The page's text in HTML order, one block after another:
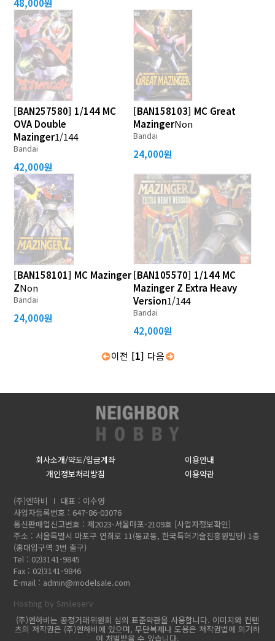
48,000원
[BAN257580] 1/144 MC
OVA Double
Mazinger1/144
Bandai
42,000원
[BAN158103] MC Great
MazingerNon
Bandai
24,000원
[BAN158101] MC Mazinger
ZNon
Bandai
24,000원
[BAN105570] 1/144 MC
Mazinger Z Extra Heavy
Version1/144
Bandai
42,000원
이전 [1] 다음
회사소개/약도/입금계좌
이용안내
개인정보처리방침
이용약관
(주)엔하비
대표 : 이수영
사업자등록번호 : 647-86-03076
통신판매업신고번호 : 제2023-서울마포-2109호 [사업자정보확인]
주소 : 서울특별시 마포구 연희로 11(동교동, 한국특허기술진흥원빌딩) 1층
(홍대입구역 3번 출구)
Tel : 02)3141-9845
Fax : 02)3141-9846
E-mail : admin@modelsale.com
Hosting by Smileserv
(주)엔하비는 공정거래위원회 심의 표준약관을 사용합니다. 이미지와 컨텐
츠의 저작권은 (주)엔하비에 있으며, 무단복제나 도용은 저작권법에 의거하
여 처벌받을 수 있습니다.